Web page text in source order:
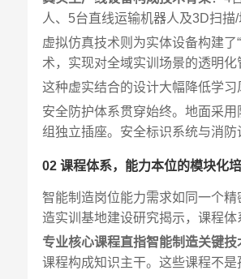
人、5台直线运输机器人及3D扫描
虚拟仿真技术则为实体设备构建
术，实现对全域实训场景的透明
这种虚实结合的设计大幅降低学
安全防护体系贯穿始终。地面采用
组独立插座。安全标识系统与消
02 课程体系，能力本位的模块化
智能制造岗位能力需求如同一个
造实训基地建设研究揭示，课程
专业核心课程直指智能制造关键技
课程构成知识主干。这些课程不